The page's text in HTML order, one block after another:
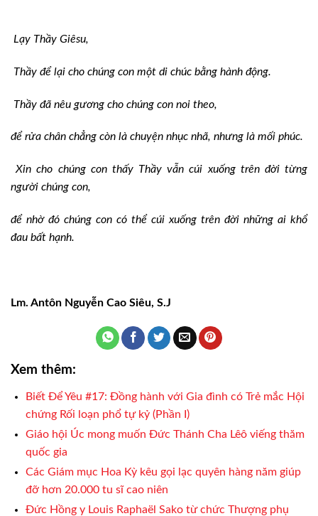
Lạy Thầy Giêsu,
Thầy để lại cho chúng con một di chúc bằng hành động.
Thầy đã nêu gương cho chúng con noi theo,
để rửa chân chẳng còn là chuyện nhục nhã, nhưng là mối phúc.
Xin cho chúng con thấy Thầy vẫn cúi xuống trên đời từng
người chúng con,
để nhờ đó chúng con có thể cúi xuống trên đời những ai khổ
đau bất hạnh.
Lm. Antôn Nguyễn Cao Siêu, S.J
Xem thêm:
Biết Để Yêu #17: Đồng hành với Gia đình có Trẻ mắc Hội
chứng Rối loạn phổ tự kỷ (Phần I)
Giáo hội Úc mong muốn Đức Thánh Cha Lêô viếng thăm
quốc gia
Các Giám mục Hoa Kỳ kêu gọi lạc quyên hàng năm giúp
đỡ hơn 20.000 tu sĩ cao niên
Đức Hồng y Louis Raphaël Sako từ chức Thượng phụ